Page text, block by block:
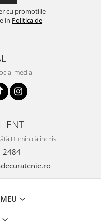
cu promotiile
in Politica de
media
Duminică închis
2484